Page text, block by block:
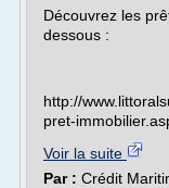
Découvrez les
dessous :
http://
pret-
Voir la suite
Par : Crédit